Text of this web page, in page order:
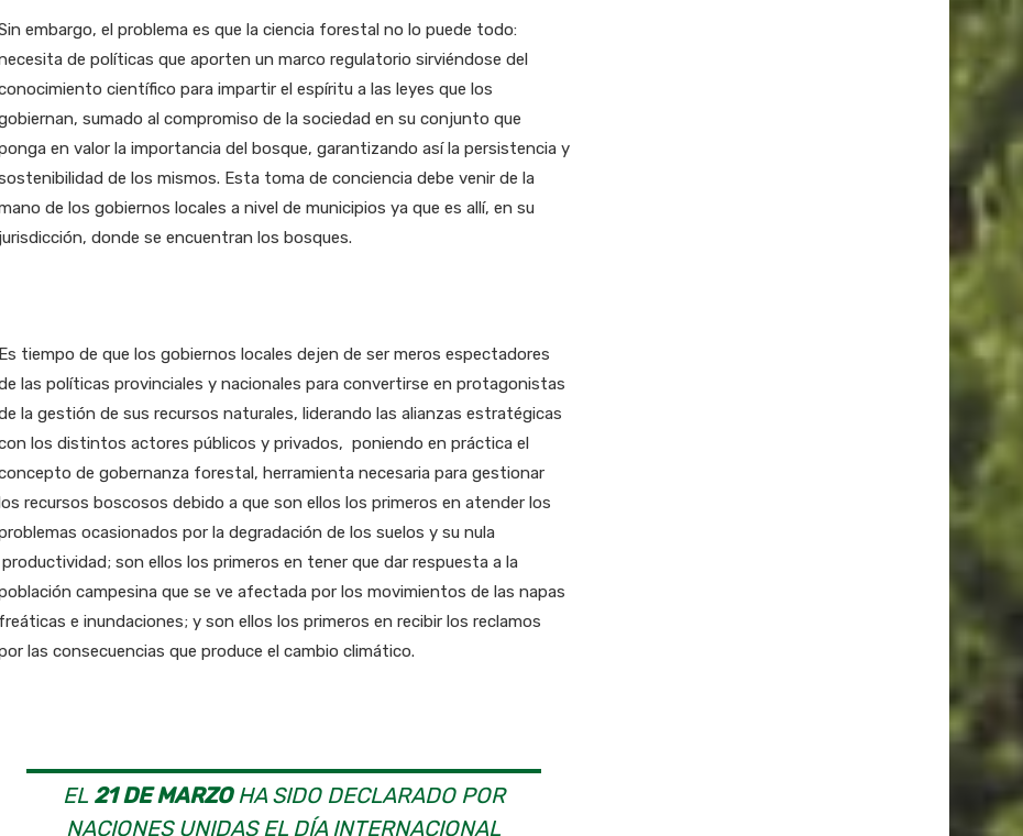
embargo, el problema es que la ciencia forestal no lo puede todo:
de políticas que aporten un marco regulatorio sirviéndose del
científico para impartir el espíritu a las leyes que los
sumado al compromiso de la sociedad en su conjunto que
en valor la importancia del bosque, garantizando así la persistencia y
de los mismos. Esta toma de conciencia debe venir de la
de los gobiernos locales a nivel de municipios ya que es allí, en su
jurisdicción, donde se encuentran los bosques.
Es tiempo de que los gobiernos locales dejen de ser meros espectadores
las políticas provinciales y nacionales para convertirse en protagonistas
la gestión de sus recursos naturales, liderando las alianzas estratégicas
los distintos actores públicos y privados, poniendo en práctica el
de gobernanza forestal, herramienta necesaria para gestionar
recursos boscosos debido a que son ellos los primeros en atender los
ocasionados por la degradación de los suelos y su nula
productividad; son ellos los primeros en tener que dar respuesta a la
campesina que se ve afectada por los movimientos de las napas
freáticas e inundaciones; y son ellos los primeros en recibir los reclamos
las consecuencias que produce el cambio climático.
EL 21 DE MARZOHA SIDO DECLARADO POR
NACIONES UNIDAS EL DÍA INTERNACIONAL